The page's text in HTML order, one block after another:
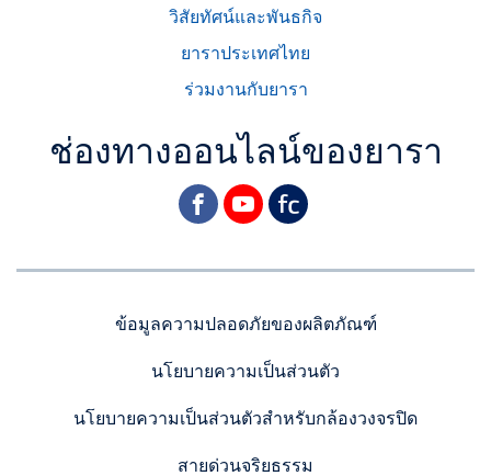
วิสัยทัศน์และพันธกิจ
ยาราประเทศไทย
ร่วมงานกับยารา
ช่องทางออนไลน์ของยารา
facebookyoutube
yara
ข้อมูลความปลอดภัยของผลิตภัณฑ์
นโยบายความเป็นส่วนตัว
นโยบายความเป็นส่วนตัวสำหรับกล้องวงจรปิด
สายด่วนจริยธรรม